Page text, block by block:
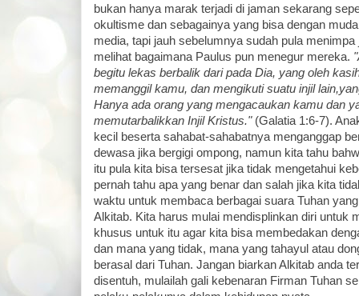
bukan hanya marak terjadi di jaman sekarang
okultisme dan sebagainya yang bisa dengan
media, tapi jauh sebelumnya sudah pula
melihat bagaimana Paulus pun menegur mereka.
begitu lekas berbalik dari pada Dia, yang oleh
memanggil kamu, dan mengikuti suatu injil
Hanya ada orang yang mengacaukan kamu dan
memutarbalikkan Injil Kristus."(Galatia 1:6-7).
kecil beserta sahabat-sahabatnya menganggap
dewasa jika bergigi ompong, namun kita tahu
itu pula kita bisa tersesat jika tidak mengetahui
pernah tahu apa yang benar dan salah jika kita
waktu untuk membaca berbagai suara Tuhan
Alkitab. Kita harus mulai mendisplinkan diri untuk
khusus untuk itu agar kita bisa membedakan
dan mana yang tidak, mana yang tahayul atau
berasal dari Tuhan. Jangan biarkan Alkitab anda
disentuh, mulailah gali kebenaran Firman Tuhan